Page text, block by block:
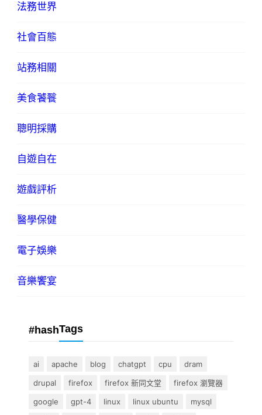
法務世界
社會百態
站務相關
美食饕餮
聰明採購
自遊自在
遊戲評析
醫學保健
電子娛樂
音樂饗宴
#hashTags
ai apache blog chatgpt cpu
dram
drupal
firefox firefox 新同文堂
firefox 瀏覽器
google
gpt-4 linux linux ubuntu
mysql